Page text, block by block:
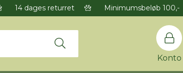
14 dages returret Minimumsbeløb 100,-
Konto